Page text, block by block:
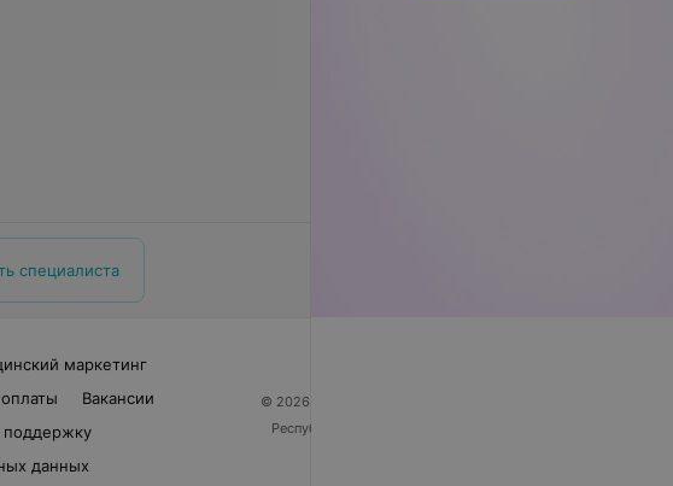
специалиста
маркетинг
Вакансии
поддержку
данных
© 2026 ООО «Артокс Лаб», УНП 191700409
Республика Беларусь, г. Минск, улица Толбухина, 2,